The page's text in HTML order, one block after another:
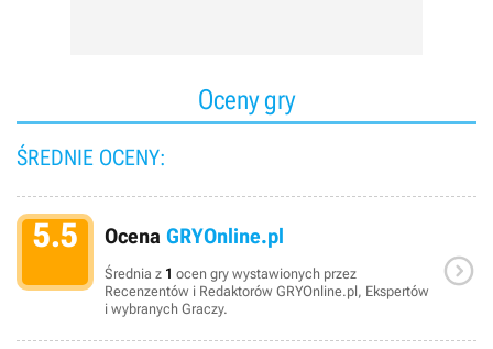
Oceny gry
ŚREDNIE OCENY:
5.5 Ocena GRYOnline.pl
Średnia z 1 ocen gry wystawionych przez
Recenzentów i Redaktorów GRYOnline.pl, Ekspertów
i wybranych Graczy.
